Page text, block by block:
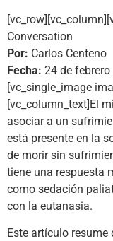
Conversation
Por: Carlos Centeno
Fecha: 24 de
[vc_single_image
[vc_column_text]El
asociar a un
está presente en la
de morir sin
tiene una respuesta
como sedación
con la eutanasia.
Este artículo